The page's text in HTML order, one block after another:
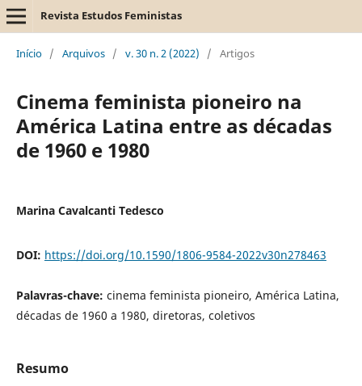
Revista Estudos Feministas
Início / Arquivos / v. 30 n. 2 (2022) / Artigos
Cinema feminista pioneiro na
América Latina entre as décadas
de 1960 e 1980
Marina Cavalcanti Tedesco
DOI: https://doi.org/10.1590/1806-9584-2022v30n278463
Palavras-chave: cinema feminista pioneiro, América Latina,
décadas de 1960 a 1980, diretoras, coletivos
Resumo